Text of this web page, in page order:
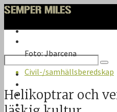
Twitter
Instagram
VK
Foto: Jbarcena
Civil-/samhällsberedskap
Helikoptrar och